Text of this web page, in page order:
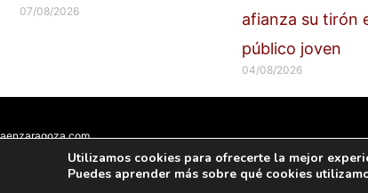
07/08/2026
afianza su tirón
público joven
04/08/2026
web Zaragoza
Utilizamos cookies para ofrecerte la mejor
Puedes aprender más sobre qué cookies